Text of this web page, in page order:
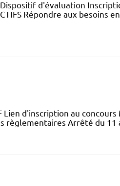
d'évaluation
Répondre aux besoins
d'inscription au concours
règlementaires Arrêté du